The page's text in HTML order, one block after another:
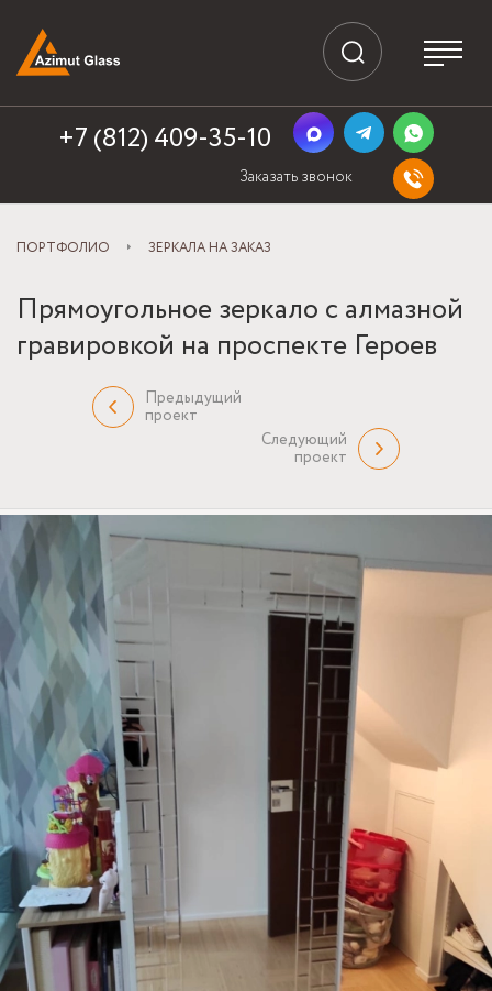
+7 (812) 409-35-10
Заказать звонок
ПОРТФОЛИО ЗЕРКАЛА НА ЗАКАЗ
Прямоугольное зеркало с алмазной
гравировкой на проспекте Героев
Предыдущий
проект
Следующий
проект